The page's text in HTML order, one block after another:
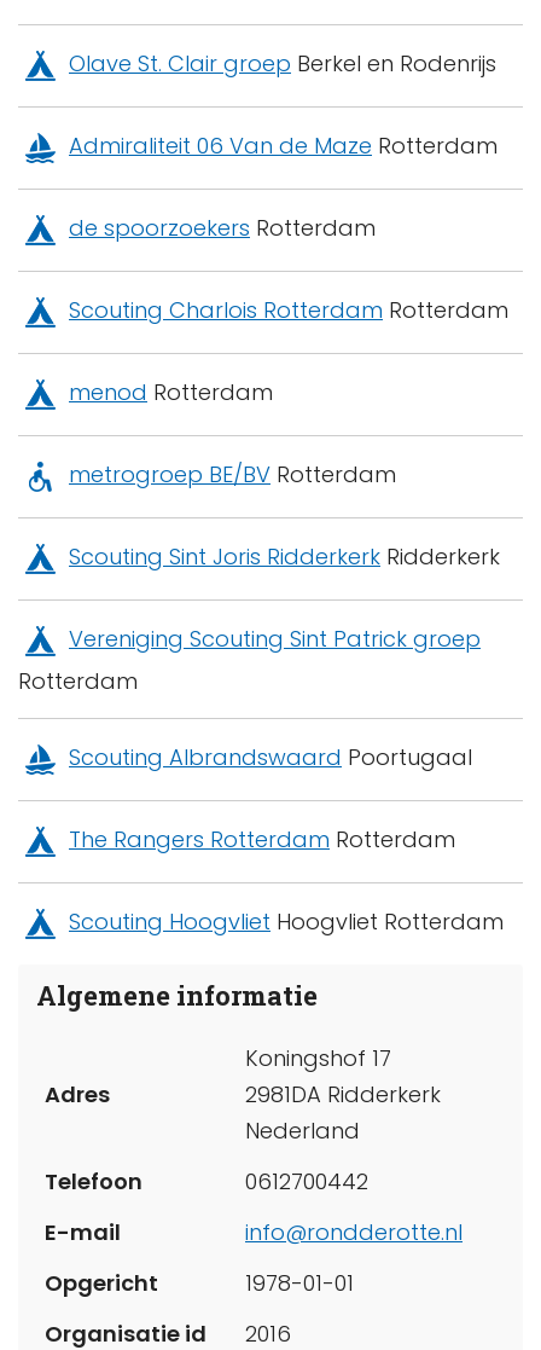
Olave St. Clair groep Berkel en Rodenrijs
Admiraliteit 06 Van de Maze Rotterdam
de spoorzoekers Rotterdam
Scouting Charlois Rotterdam Rotterdam
menod Rotterdam
metrogroep BE/BV Rotterdam
Scouting Sint Joris Ridderkerk Ridderkerk
Vereniging Scouting Sint Patrick groep
Rotterdam
Scouting Albrandswaard Poortugaal
The Rangers Rotterdam Rotterdam
Scouting Hoogvliet Hoogvliet Rotterdam
Algemene informatie
Adres
Koningshof 17
2981DA Ridderkerk
Nederland
Telefoon
0612700442
E-mail
info@rondderotte.nl
Opgericht
1978-01-01
Organisatie id
2016